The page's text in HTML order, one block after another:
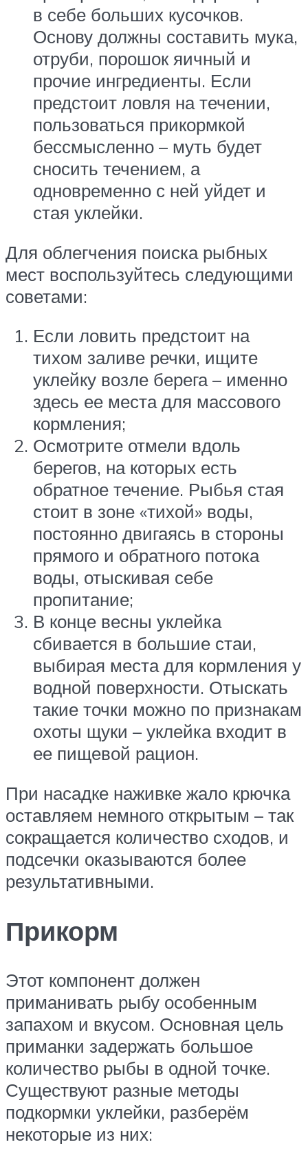
в себе больших кусочков.
Основу должны составить мука,
отруби, порошок яичный и
прочие ингредиенты. Если
предстоит ловля на течении,
пользоваться прикормкой
бессмысленно – муть будет
сносить течением, а
одновременно с ней уйдет и
стая уклейки.
Для облегчения поиска рыбных
мест воспользуйтесь следующими
советами:
Если ловить предстоит на
тихом заливе речки, ищите
уклейку возле берега – именно
здесь ее места для массового
кормления;
Осмотрите отмели вдоль
берегов, на которых есть
обратное течение. Рыбья стая
стоит в зоне «тихой» воды,
постоянно двигаясь в стороны
прямого и обратного потока
воды, отыскивая себе
пропитание;
В конце весны уклейка
сбивается в большие стаи,
выбирая места для кормления у
водной поверхности. Отыскать
такие точки можно по признакам
охоты щуки – уклейка входит в
ее пищевой рацион.
При насадке наживке жало крючка
оставляем немного открытым – так
сокращается количество сходов, и
подсечки оказываются более
результативными.
Прикорм
Этот компонент должен
приманивать рыбу особенным
запахом и вкусом. Основная цель
приманки задержать большое
количество рыбы в одной точке.
Существуют разные методы
подкормки уклейки, разберём
некоторые из них: